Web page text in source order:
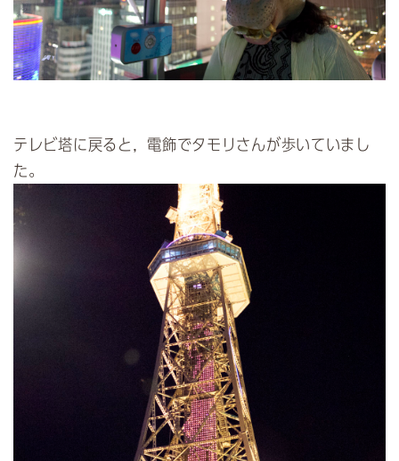
テレビ塔に戻ると，電飾でタモリさんが歩いていまし
た。